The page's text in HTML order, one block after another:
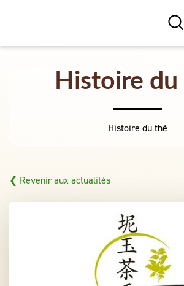
Histoire
Histoire du thé
❮ Revenir aux actualités